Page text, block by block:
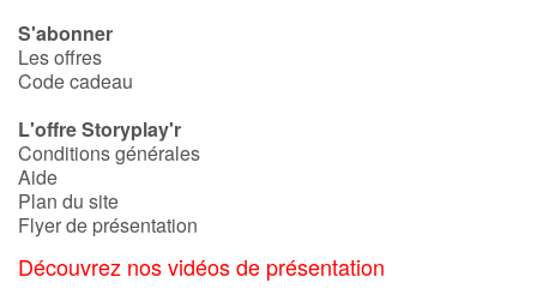
S'abonner
Les offres
Code cadeau
L'offre Storyplay'r
Conditions générales
Aide
Plan du site
Flyer de présentation
Découvrez nos vidéos de présentation